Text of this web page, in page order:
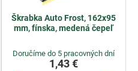
sa vám podarí zvládnuť
svoje prostredie bezpečné a
náradia vám môže ušetriť čas a
priebeh aj počas najtvrdších
Škrabka Auto Frost, 162x95
mm, fínska, medená čepeľ
Doručíme do 5 pracovných dní
1,43 €